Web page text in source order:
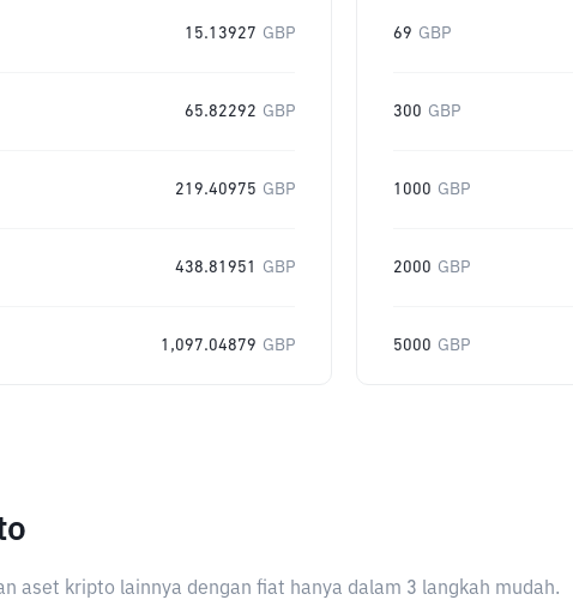
15.13927 GBP
65.82292 GBP
219.40975 GBP
438.81951 GBP
1,097.04879 GBP
69 GBP
300 GBP
1000 GBP
2000 GBP
5000 GBP
aset kripto lainnya dengan fiat hanya dalam 3 langkah mudah.